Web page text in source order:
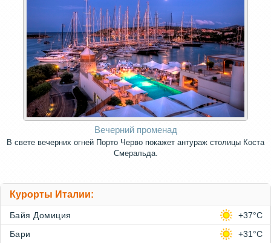
Вечерний променад
В свете вечерних огней Порто Черво покажет антураж столицы Коста
Смеральда.
Курорты Италии:
Байя Домиция
+37°C
Бари
+31°C